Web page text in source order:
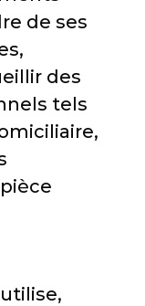
de ses
des
tels
utilise,